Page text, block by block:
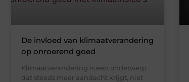
De invloed van klimaatverandering
op onroerend goed
Klimaatverandering is een onderwerp
dat steeds meer aandacht krijgt, niet